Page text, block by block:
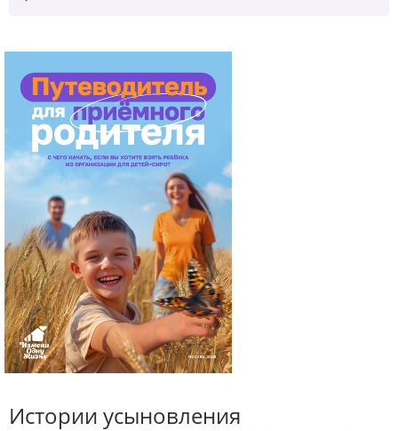
Истории усыновления